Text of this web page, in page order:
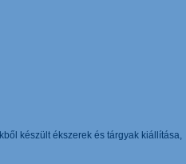
készült ékszerek és tárgyak kiállítása,